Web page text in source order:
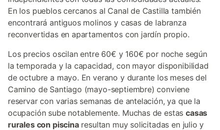
En los pueblos cercanos al Canal de Castilla también
encontrará antiguos molinos y casas de labranza
reconvertidas en apartamentos con jardín propio.
Los precios oscilan entre 60€ y 160€ por noche según
la temporada y la capacidad, con mayor disponibilidad
de octubre a mayo. En verano y durante los meses del
Camino de Santiago (mayo-septiembre) conviene
reservar con varias semanas de antelación, ya que la
ocupación sube notablemente. Muchas de estascasas
rurales con piscinaresultan muy solicitadas en julio y